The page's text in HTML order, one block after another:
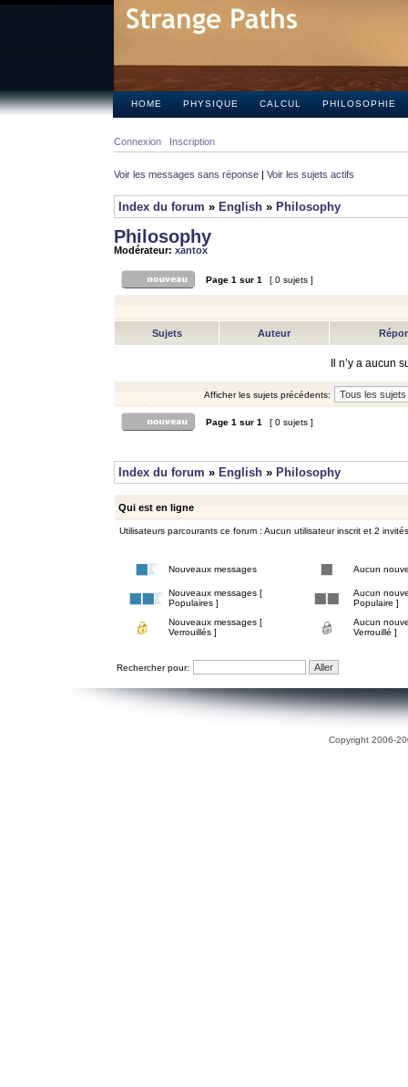
HOME PHYSIQUE CALCUL PHILOSOPHIE
Connexion Inscription
Voir les messages sans réponse | Voir les sujets actifs
Index du forum » English » Philosophy
Philosophy
Modérateur: xantox
Page 1 sur 1 [ 0 sujets ]
Sujets Auteur
Il n’y a aucun
Afficher les sujets précédents:
Page 1 sur 1 [ 0 sujets ]
Index du forum » English » Philosophy
Qui est en ligne
Utilisateurs parcourants ce forum : Aucun utilisateur inscrit et 2 invités
Nouveaux messages Aucun
Nouveaux messages [
Populaires ]
Aucun
Populaire ]
Nouveaux messages [
Verrouillés ]
Aucun
Verrouillé ]
Rechercher pour:
Copyright 2006-